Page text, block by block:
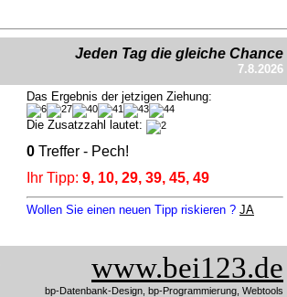
Jeden Tag die gleiche Chance
7.8.2026
Das Ergebnis der jetzigen Ziehung:
Die Zusatzzahl lautet:
0 Treffer - Pech!
Ihr Tipp: 9, 10, 29, 39, 45, 49
Wollen Sie einen neuen Tipp riskieren ? JA
www.bei123.de
bp-Datenbank-Design, bp-Programmierung, Webtools